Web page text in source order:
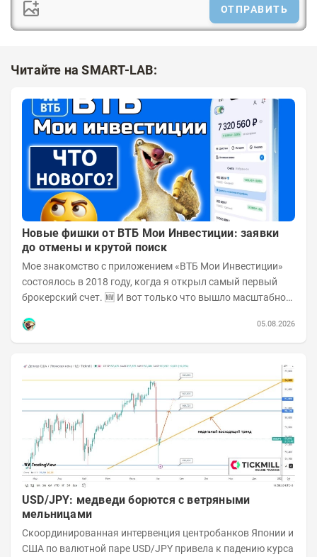
ОТПРАВИТЬ
Читайте на SMART-LAB:
Новые фишки от ВТБ Мои Инвестиции: заявки
до отмены и крутой поиск
Мое знакомство с приложением «ВТБ Мои Инвестиции»
состоялось в 2018 году, когда я открыл самый первый
брокерский счет. 🆕 И вот только что вышло масштабное
05.08.2026
USD/JPY: медведи борются с ветряными
мельницами
Скоординированная интервенция центробанков Японии и
США по валютной паре USD/JPY привела к падению курса